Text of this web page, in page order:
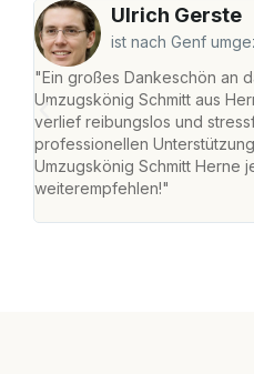
Ulrich Gerste
ist nach Genf
"Ein großes Dankeschön an
Umzugskönig Schmitt aus
verlief reibungslos und
professionellen
Umzugskönig Schmitt Herne
weiterempfehlen!"